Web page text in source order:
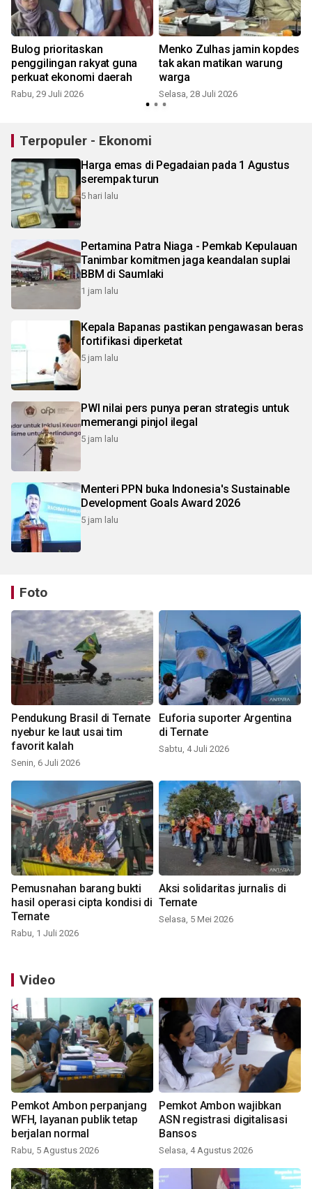
Bulog prioritaskan
penggilingan rakyat guna
perkuat ekonomi daerah
Rabu, 29 Juli 2026
Menko Zulhas jamin kopdes
tak akan matikan warung
warga
Selasa, 28 Juli 2026
Terpopuler - Ekonomi
Harga emas di Pegadaian pada 1 Agustus
serempak turun
5 hari lalu
Pertamina Patra Niaga - Pemkab Kepulauan
Tanimbar komitmen jaga keandalan suplai
BBM di Saumlaki
1 jam lalu
Kepala Bapanas pastikan pengawasan beras
fortifikasi diperketat
5 jam lalu
PWI nilai pers punya peran strategis untuk
memerangi pinjol ilegal
5 jam lalu
Menteri PPN buka Indonesia's Sustainable
Development Goals Award 2026
5 jam lalu
Foto
Pendukung Brasil di Ternate
nyebur ke laut usai tim
favorit kalah
Senin, 6 Juli 2026
Euforia suporter Argentina
di Ternate
Sabtu, 4 Juli 2026
Pemusnahan barang bukti
hasil operasi cipta kondisi di
Ternate
Rabu, 1 Juli 2026
Aksi solidaritas jurnalis di
Ternate
Selasa, 5 Mei 2026
Video
Pemkot Ambon perpanjang
WFH, layanan publik tetap
berjalan normal
Rabu, 5 Agustus 2026
Pemkot Ambon wajibkan
ASN registrasi digitalisasi
Bansos
Selasa, 4 Agustus 2026